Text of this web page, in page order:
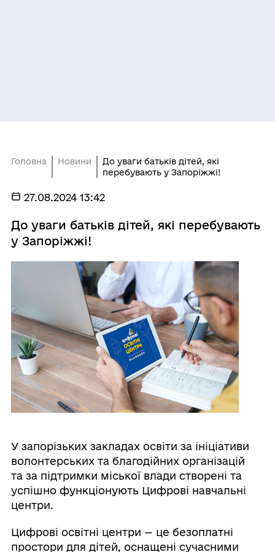
Головна Новини
До уваги батьків дітей, які
перебувають у Запоріжжі!
27.08.2024 13:42
До уваги батьків дітей, які перебувають
у Запоріжжі!
У запорізьких закладах освіти за ініціативи
волонтерських та благодійних організацій
та за підтримки міської влади створені та
успішно функціонують Цифрові навчальні
центри.
Цифрові освітні центри — це безоплатні
простори для дітей, оснащені сучасними